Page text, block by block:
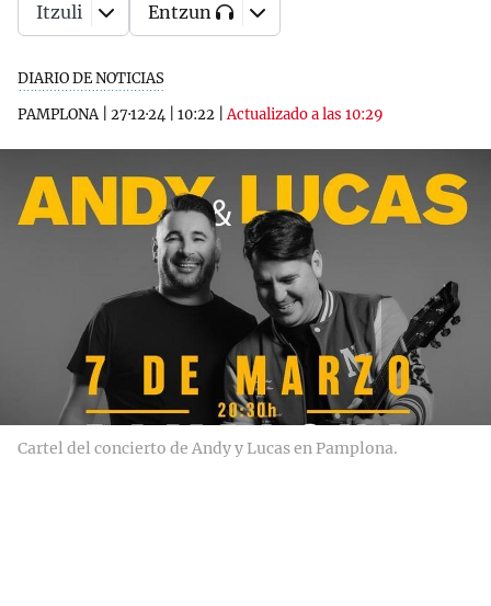
DIARIO DE NOTICIAS
PAMPLONA| 27·12·24 10:22 |Actualizado a las 10:29
Itzuli Entzun
Cartel del concierto de Andy y Lucas en Pamplona.